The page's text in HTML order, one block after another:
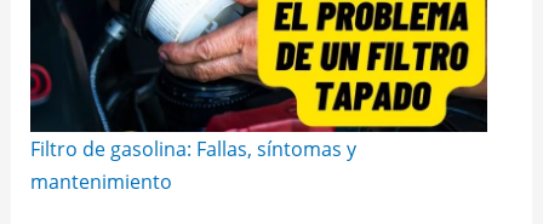
Filtro de gasolina: Fallas, síntomas y
mantenimiento